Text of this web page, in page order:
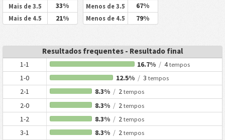
Mais de 3.5 33%
Mais de 4.5 21%
Menos de 3.5 67%
Menos de 4.5 79%
Resultados frequentes - Resultado final
1-1 16.7% / 4tempos
1-0 12.5% /3 tempos
2-1 8.3% /2 tempos
2-0 8.3% /2 tempos
1-2 8.3% /2 tempos
3-1 8.3% /2 tempos